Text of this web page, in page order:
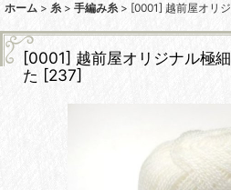
ホーム > 糸 > 手編み糸 > [0001] 越前屋オリ
[0001] 越前屋オリジナル極
た [237]